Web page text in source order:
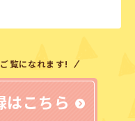
覧になれます!
はこちら